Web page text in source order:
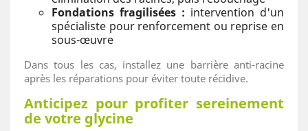
Fondations fragilisées : intervention d'un
spécialiste pour renforcement ou reprise en
sous-œuvre
Dans tous les cas, installez une barrière anti-racine
après les réparations pour éviter toute récidive.
Anticipez pour profiter sereinement
de votre glycine